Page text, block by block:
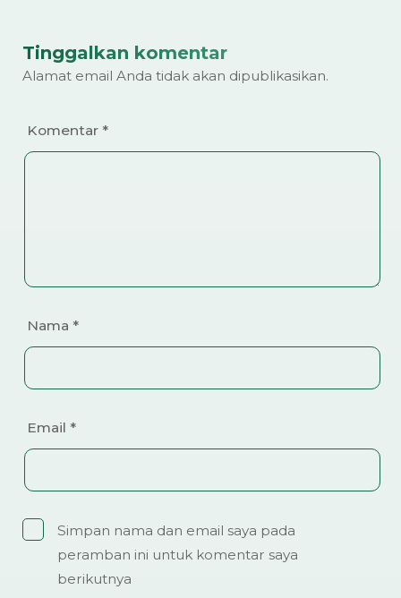
Tinggalkan komentar
Alamat email Anda tidak akan dipublikasikan.
Komentar *
Nama *
Email *
Simpan nama dan email saya pada
peramban ini untuk komentar saya
berikutnya